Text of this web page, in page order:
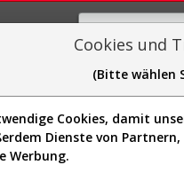
Sector-Spider
ist nur
Cookies und
(Bitte wählen
Cookies, damit
Dienste von
Werbung.